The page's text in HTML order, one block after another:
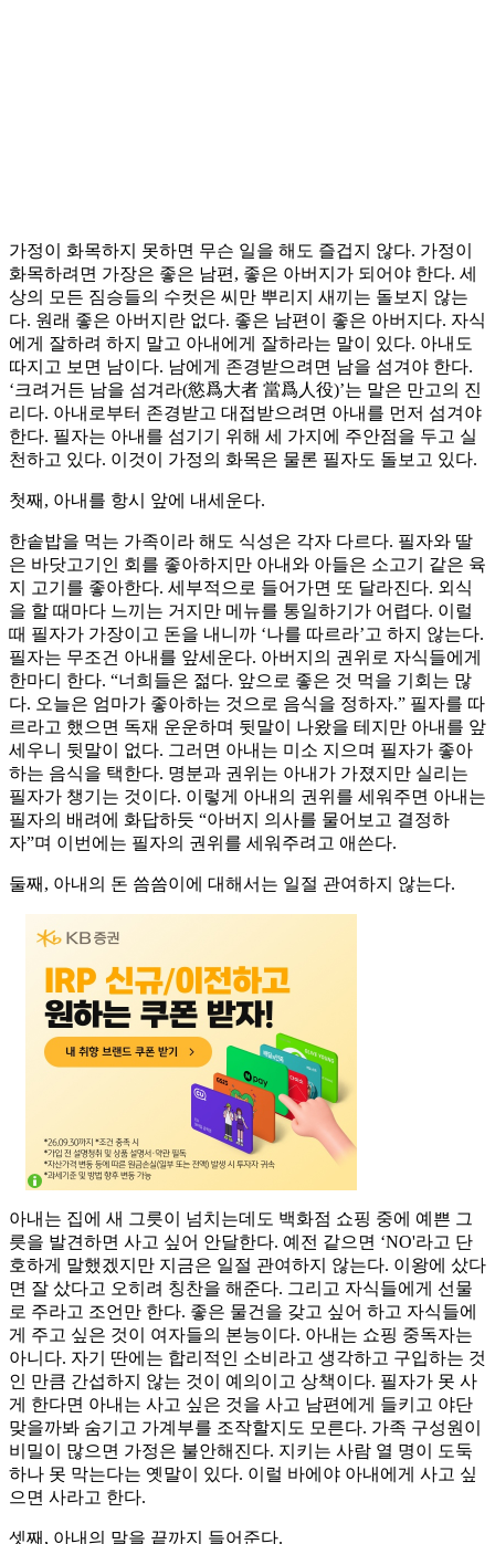
가정이 화목하지 못하면 무슨 일을 해도 즐겁지 않다. 가정이
화목하려면 가장은 좋은 남편, 좋은 아버지가 되어야 한다. 세
상의 모든 짐승들의 수컷은 씨만 뿌리지 새끼는 돌보지 않는
다. 원래 좋은 아버지란 없다. 좋은 남편이 좋은 아버지다. 자식
에게 잘하려 하지 말고 아내에게 잘하라는 말이 있다. 아내도
따지고 보면 남이다. 남에게 존경받으려면 남을 섬겨야 한다.
‘크려거든 남을 섬겨라(慾爲大者 當爲人役)’는 말은 만고의 진
리다. 아내로부터 존경받고 대접받으려면 아내를 먼저 섬겨야
한다. 필자는 아내를 섬기기 위해 세 가지에 주안점을 두고 실
천하고 있다. 이것이 가정의 화목은 물론 필자도 돌보고 있다.
첫째, 아내를 항시 앞에 내세운다.
한솥밥을 먹는 가족이라 해도 식성은 각자 다르다. 필자와 딸
은 바닷고기인 회를 좋아하지만 아내와 아들은 소고기 같은 육
지 고기를 좋아한다. 세부적으로 들어가면 또 달라진다. 외식
을 할 때마다 느끼는 거지만 메뉴를 통일하기가 어렵다. 이럴
때 필자가 가장이고 돈을 내니까 ‘나를 따르라’고 하지 않는다.
필자는 무조건 아내를 앞세운다. 아버지의 권위로 자식들에게
한마디 한다. “너희들은 젊다. 앞으로 좋은 것 먹을 기회는 많
다. 오늘은 엄마가 좋아하는 것으로 음식을 정하자.” 필자를 따
르라고 했으면 독재 운운하며 뒷말이 나왔을 테지만 아내를 앞
세우니 뒷말이 없다. 그러면 아내는 미소 지으며 필자가 좋아
하는 음식을 택한다. 명분과 권위는 아내가 가졌지만 실리는
필자가 챙기는 것이다. 이렇게 아내의 권위를 세워주면 아내는
필자의 배려에 화답하듯 “아버지 의사를 물어보고 결정하
자”며 이번에는 필자의 권위를 세워주려고 애쓴다.
둘째, 아내의 돈 씀씀이에 대해서는 일절 관여하지 않는다.
아내는 집에 새 그릇이 넘치는데도 백화점 쇼핑 중에 예쁜 그
릇을 발견하면 사고 싶어 안달한다. 예전 같으면 ‘NO'라고 단
호하게 말했겠지만 지금은 일절 관여하지 않는다. 이왕에 샀다
면 잘 샀다고 오히려 칭찬을 해준다. 그리고 자식들에게 선물
로 주라고 조언만 한다. 좋은 물건을 갖고 싶어 하고 자식들에
게 주고 싶은 것이 여자들의 본능이다. 아내는 쇼핑 중독자는
아니다. 자기 딴에는 합리적인 소비라고 생각하고 구입하는 것
인 만큼 간섭하지 않는 것이 예의이고 상책이다. 필자가 못 사
게 한다면 아내는 사고 싶은 것을 사고 남편에게 들키고 야단
맞을까봐 숨기고 가계부를 조작할지도 모른다. 가족 구성원이
비밀이 많으면 가정은 불안해진다. 지키는 사람 열 명이 도둑
하나 못 막는다는 옛말이 있다. 이럴 바에야 아내에게 사고 싶
으면 사라고 한다.
셋째, 아내의 말을 끝까지 들어준다.